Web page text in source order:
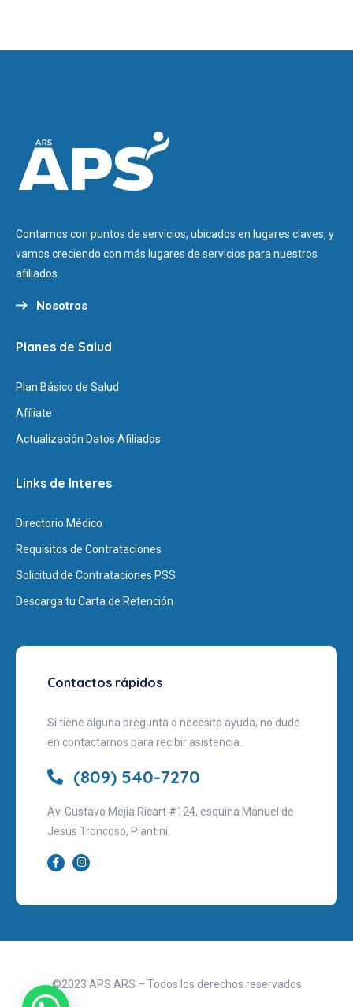
Contamos con puntos de servicios, ubicados en lugares claves, y
vamos creciendo con más lugares de servicios para nuestros
afiliados.
Nosotros
Planes de Salud
Plan Básico de Salud
Afíliate
Actualización Datos Afiliados
Links de Interes
Directorio Médico
Requisitos de Contrataciones
Solicitud de Contrataciones PSS
Descarga tu Carta de Retención
Contactos rápidos
Si tiene alguna pregunta o necesita ayuda, no dude
en contactarnos para recibir asistencia.
(809) 540-7270
Av. Gustavo Mejia Ricart #124, esquina Manuel de
Jesús Troncoso, Piantini.
©2023 APS ARS – Todos los derechos reservados